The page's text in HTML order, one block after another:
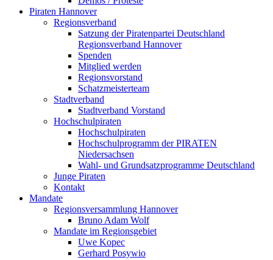
Piraten Hannover
Regionsverband
Satzung der Piratenpartei Deutschland
Regionsverband Hannover
Spenden
Mitglied werden
Regionsvorstand
Schatzmeisterteam
Stadtverband
Stadtverband Vorstand
Hochschulpiraten
Hochschulpiraten
Hochschulprogramm der PIRATEN
Niedersachsen
Wahl- und Grundsatzprogramme Deutschland
Junge Piraten
Kontakt
Mandate
Regionsversammlung Hannover
Bruno Adam Wolf
Mandate im Regionsgebiet
Uwe Kopec
Gerhard Posywio